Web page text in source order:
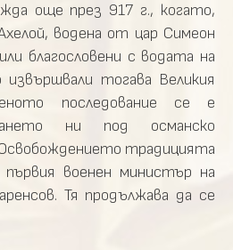
още през 917 г., когато,
водена от цар Симеон
благословени с водата на
тогава Великия
последование се е
ни под османско
традицията
военен министър на
Тя продължава да се